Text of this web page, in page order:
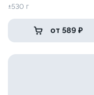
±530 г
от 589 ₽